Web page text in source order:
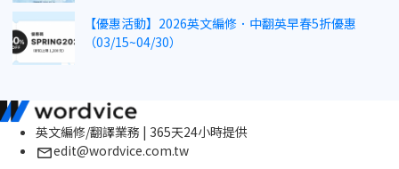
【優惠活動】2026英文編修．中翻英早春5折優惠
（03/15~04/30）
英文編修/翻譯業務 | 365天24小時提供
edit@wordvice.com.tw